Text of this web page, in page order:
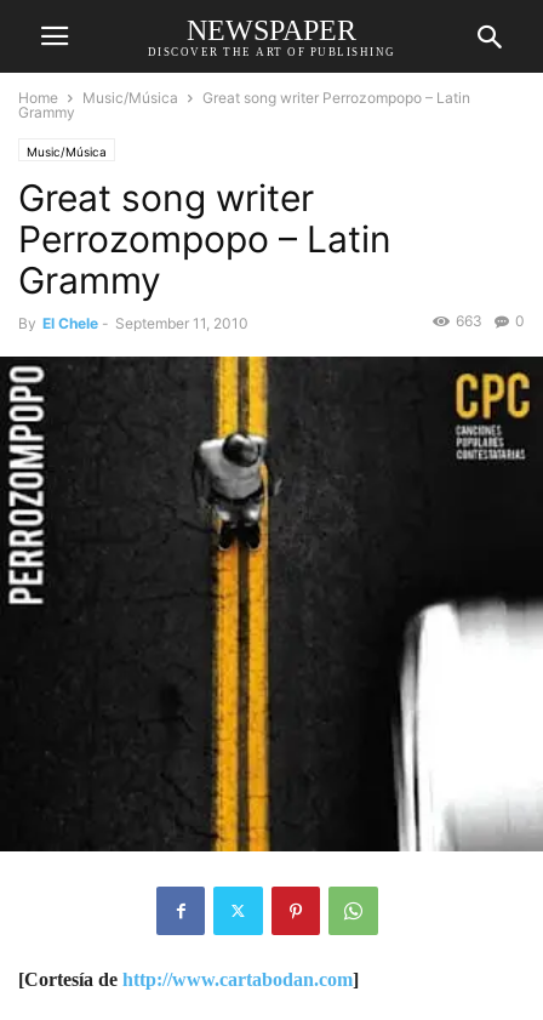
NEWSPAPER
DISCOVER THE ART OF PUBLISHING
Home Music/Música
Great song writer Perrozompopo – Latin
Grammy
Music/Música
Great song writer
Perrozompopo – Latin
Grammy
By El Chele - September 11, 2010 0
663
[Cortesía de http://www.cartabodan.com]